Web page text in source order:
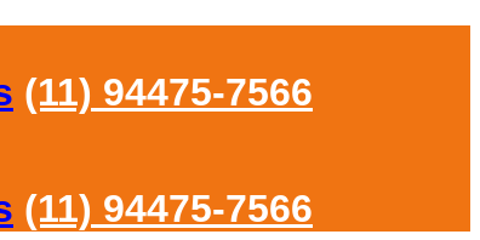
(11) 94475-7566
(11) 94475-7566